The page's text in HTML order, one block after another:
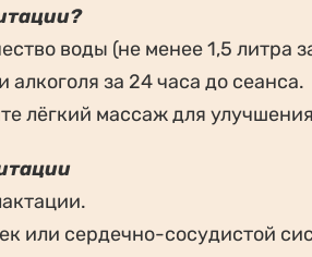
воды (не менее 1,5 литра
за 24 часа до сеанса.
лёгкий массаж для
или сердечно-сосудистой